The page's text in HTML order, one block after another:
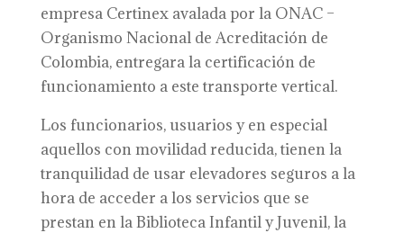
empresa Certinex avalada por la ONAC –
Organismo Nacional de Acreditación de
Colombia, entregara la certificación de
funcionamiento a este transporte vertical.
Los funcionarios, usuarios y en especial
aquellos con movilidad reducida, tienen la
tranquilidad de usar elevadores seguros a la
hora de acceder a los servicios que se
prestan en la Biblioteca Infantil y Juvenil, la